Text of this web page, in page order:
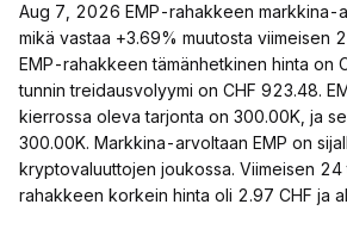
Aug 7, 2026 EMP-rahakkeen markkina-
mikä vastaa +3.69% muutosta viimeisen
EMP-rahakkeen tämänhetkinen hinta on
tunnin treidausvolyymi on CHF 923.48.
kierrossa oleva tarjonta on 300.00K, ja
300.00K. Markkina-arvoltaan EMP on
kryptovaluuttojen joukossa. Viimeisen 24
rahakkeen korkein hinta oli 2.97 CHF ja